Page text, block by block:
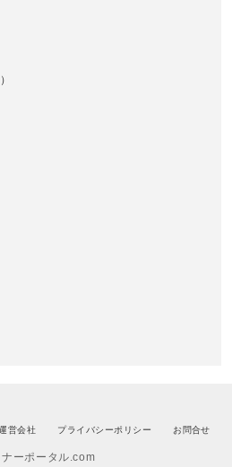
営会社 プライバシーポリシー お問合せ
ーポータル.com